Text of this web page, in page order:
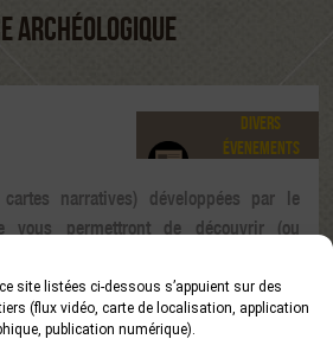
site listées ci-dessous s’appuient sur des
(flux vidéo, carte de localisation, application
publication numérique).
ARCHÉOLOGIQUE
Divers
Évenements
archéologique
narratives) développées par le
vous permettront de découvrir (ou
par notre service. Vous pouvez les
la page« Histoires de fouille et musée